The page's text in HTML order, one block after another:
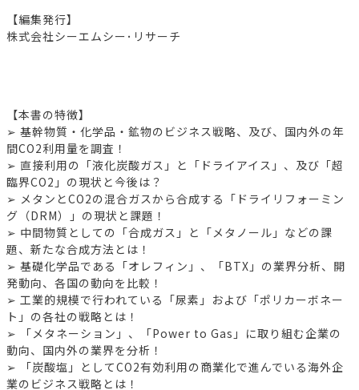
【編集発行】
株式会社シーエムシー･リサーチ
【本書の特徴】
➢ 基幹物質・化学品・鉱物のビジネス戦略、及び、国内外の年
間CO2利用量を調査！
➢ 直接利用の「液化炭酸ガス」と「ドライアイス」、及び「超
臨界CO2」の現状と今後は？
➢ メタンとCO2の混合ガスから合成する「ドライリフォーミン
グ（DRM）」の現状と課題！
➢ 中間物質としての「合成ガス」と「メタノール」などの課
題、新たな合成方法とは！
➢ 基礎化学品である「オレフィン」、「BTX」の業界分析、開
発動向、各国の動向を比較！
➢ 工業的規模で行われている「尿素」および「ポリカーボネー
ト」の各社の戦略とは！
➢ 「メタネーション」、「Power to Gas」に取り組む企業の
動向、国内外の業界を分析！
➢ 「炭酸塩」としてCO2有効利用の商業化で進んでいる海外企
業のビジネス戦略とは！